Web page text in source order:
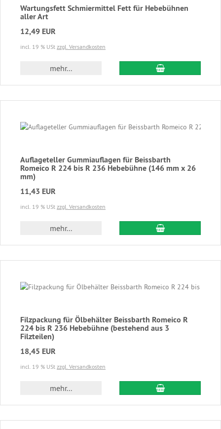
Wartungsfett Schmiermittel Fett für Hebebühnen
aller Art
12,49 EUR
incl. 19 % USt zzgl. Versandkosten
mehr... In den
Auflageteller Gummiauflagen für Beissbarth
Romeico R 224 bis R 236 Hebebühne (146 mm x 26
mm)
11,43 EUR
incl. 19 % USt zzgl. Versandkosten
mehr... In den
Filzpackung für Ölbehälter Beissbarth Romeico R
224 bis R 236 Hebebühne (bestehend aus 3
Filzteilen)
18,45 EUR
incl. 19 % USt zzgl. Versandkosten
mehr... In den